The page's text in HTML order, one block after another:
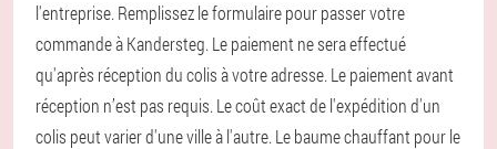
l'entreprise. Remplissez le formulaire pour passer votre
commande à Kandersteg. Le paiement ne sera effectué
qu'après réception du colis à votre adresse. Le paiement avant
réception n’est pas requis. Le coût exact de l'expédition d'un
colis peut varier d'une ville à l'autre. Le baume chauffant pour le